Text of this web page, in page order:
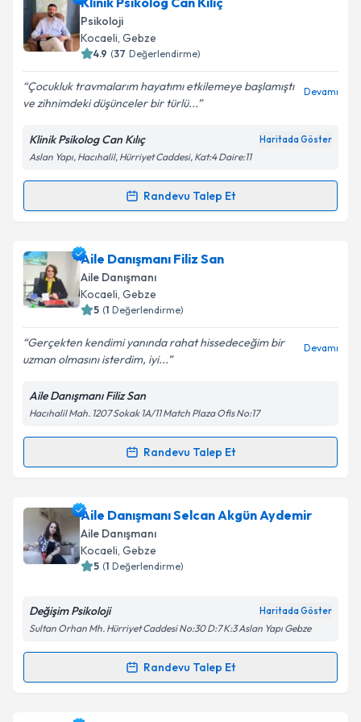
Takvim Talebini Gönder
oluşturun. Size bu uzmandan randevu almanız için bir
takvim hazırlandığında e-posta ile bilgilendireceğiz.
Kişisel verilerimin işlenmesine ilişkin
Aydınlatma
Metni'ni okudum ve kişisel verilerimin belirtilen
kapsamda işlenmesini kabul ediyorum.
Psikoloji
Kocaeli, Gebze
4.9 (37 Değerlendirme)
Çocukluk travmalarım hayatımı etkilemeye başlamıştı
ve zihnimdeki düşünceler bir türlü...
Devamı
Klinik Psikolog Can Kılıç Haritada Göster
Aslan Yapı, Hacıhalil, Hürriyet Caddesi, Kat:4 Daire:11
Randevu Talep Et
Randevu Takvimi Talebi
Klinik Psikolog Can Kılıçiçin randevu takvimi talebi
oluşturun. Size bu uzmandan randevu almanız için bir
takvim hazırlandığında e-posta ile bilgilendireceğiz.
Kişisel verilerimin işlenmesine ilişkin
Metni'ni okudum ve kişisel verilerimin belirtilen
kapsamda işlenmesini kabul ediyorum.
Aile Danışmanı Filiz San
Aile Danışmanı
Kocaeli, Gebze
5 (1 Değerlendirme)
Gerçekten kendimi yanında rahat hissedeceğim bir
uzman olmasını isterdim, iyi...
Devamı
Aile Danışmanı Filiz San
Hacıhalil Mah. 1207 Sokak 1A/11 Match Plaza Ofis No:17
Randevu Talep Et
Randevu Takvimi Talebi
Aile Danışmanı Filiz Saniçin randevu takvimi talebi
oluşturun. Size bu uzmandan randevu almanız için bir
takvim hazırlandığında e-posta ile bilgilendireceğiz.
Kişisel verilerimin işlenmesine ilişkinAydınlatma
'ni okudum ve kişisel verilerimin belirtilen
Aile Danışmanı Selcan Akgün Aydemir
Aile Danışmanı
Kocaeli, Gebze
5 (1 Değerlendirme)
Değişim Psikoloji Haritada Göster
Sultan Orhan Mh. Hürriyet Caddesi No:30 D:7 K:3 Aslan Yapı Gebze
Randevu Talep Et
Randevu Takvimi Talebi